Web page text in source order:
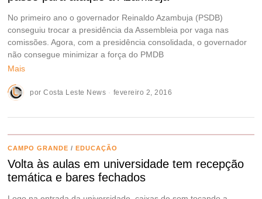
No primeiro ano o governador Reinaldo Azambuja (PSDB)
conseguiu trocar a presidência da Assembleia por vaga nas
comissões. Agora, com a presidência consolidada, o governador
não consegue minimizar a força do PMDB
Mais
porCosta Leste News fevereiro 2, 2016
CAMPO GRANDE / EDUCAÇÃO
Volta às aulas em universidade tem recepção
temática e bares fechados